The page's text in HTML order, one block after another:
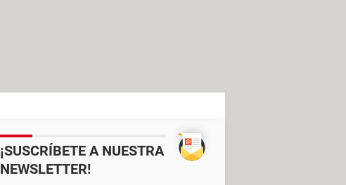
¡SUSCRÍBETE A NUESTRA
NEWSLETTER!